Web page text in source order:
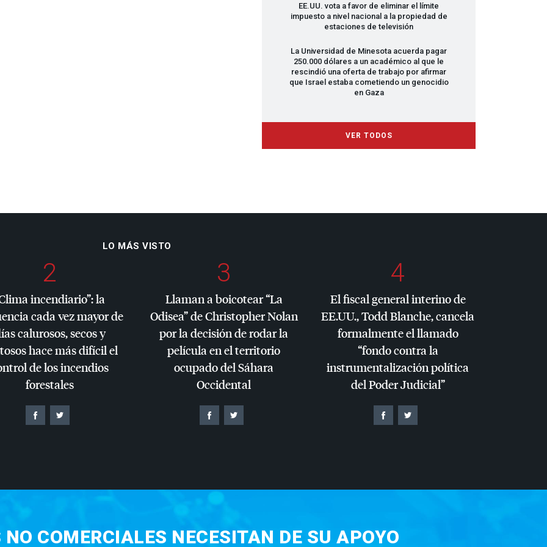
EE.UU. vota a favor de eliminar el límite
impuesto a nivel nacional a la propiedad de
estaciones de televisión
La Universidad de Minesota acuerda pagar
250.000 dólares a un académico al que le
rescindió una oferta de trabajo por afirmar
que Israel estaba cometiendo un genocidio
en Gaza
VER TODOS
LO MÁS VISTO
2
incendiario”: la
cada vez mayor de
calurosos, secos y
hace más difícil el
de los incendios
forestales
3
Llaman a boicotear “La
Odisea” de Christopher Nolan
por la decisión de rodar la
película en el territorio
ocupado del Sáhara
Occidental
4
El fiscal general interino de
EE.UU., Todd Blanche, cancela
formalmente el llamado
“fondo contra la
instrumentalización política
del Poder Judicial”
COMERCIALES NECESITAN DE SU APOYO